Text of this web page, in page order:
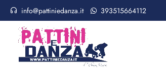
info@pattiniedanza.it 393515664112
Home Roller Pièces de rechange
CATÉGORIES